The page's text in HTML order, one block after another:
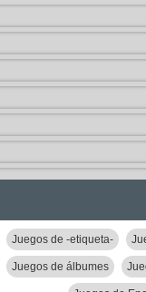
Juegos de -etiqueta-
Juegos de álbumes